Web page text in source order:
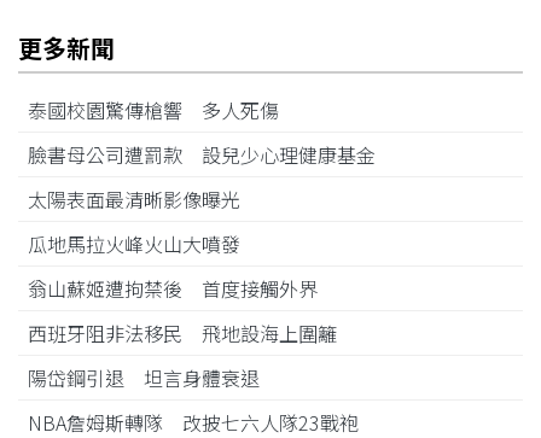
更多新聞
泰國校園驚傳槍響 多人死傷
臉書母公司遭罰款 設兒少心理健康基金
太陽表面最清晰影像曝光
瓜地馬拉火峰火山大噴發
翁山蘇姬遭拘禁後 首度接觸外界
西班牙阻非法移民 飛地設海上圍籬
陽岱鋼引退 坦言身體衰退
NBA詹姆斯轉隊 改披七六人隊23戰袍